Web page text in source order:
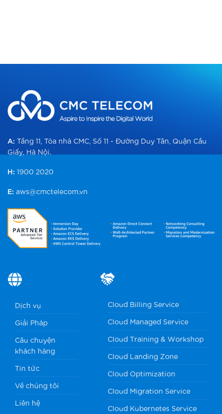
A: Tầng 11, Tòa nhà CMC, Số 11 - Đường Duy Tân, Quận Cầu
Giấy, Hà Nội.
H: 1900 2020
E: aws@cmctelecom.vn
Dịch vụ
Giải Pháp
Câu chuyện
khách hàng
Tin tức
Về chúng tôi
Liên hệ
Cloud Billing Service
Cloud Managed Service
Cloud Training & Workshop
Cloud Landing Zone
Cloud Optimization
Cloud Migration Service
Cloud Kubernetes Service